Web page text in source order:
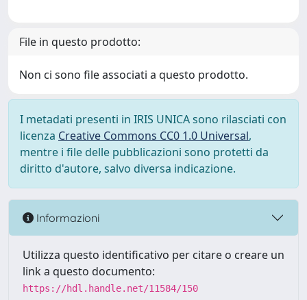
File in questo prodotto:
Non ci sono file associati a questo prodotto.
I metadati presenti in IRIS UNICA sono rilasciati con
licenza Creative Commons CC0 1.0 Universal,
mentre i file delle pubblicazioni sono protetti da
diritto d'autore, salvo diversa indicazione.
Informazioni
Utilizza questo identificativo per citare o creare un
link a questo documento:
https://hdl.handle.net/11584/150